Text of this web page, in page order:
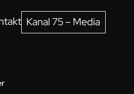
Kanal 75 – Media